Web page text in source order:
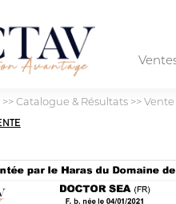
>>Catalogue & Résultats>>Vente